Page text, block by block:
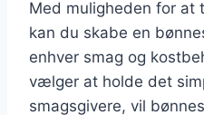
Med muligheden for at
kan du skabe en
enhver smag og
vælger at holde det
smagsgivere, vil